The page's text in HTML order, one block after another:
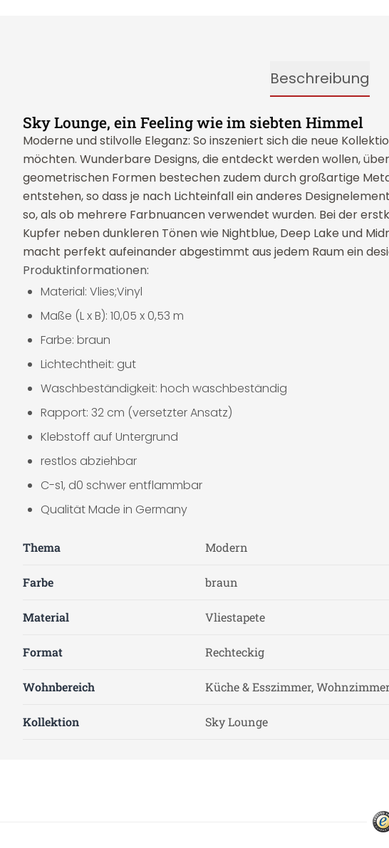
Beschreibung
Sky Lounge, ein Feeling wie im siebten Himmel
Moderne und stilvolle Eleganz: So inszeniert sich die neue
möchten. Wunderbare Designs, die entdeckt werden wollen,
geometrischen Formen bestechen zudem durch großartige
entstehen, so dass je nach Lichteinfall ein anderes
so, als ob mehrere Farbnuancen verwendet wurden. Bei der
Kupfer neben dunkleren Tönen wie Nightblue, Deep Lake und
macht perfekt aufeinander abgestimmt aus jedem Raum ein
Produktinformationen:
Material: Vlies;Vinyl
Maße (L x B): 10,05 x 0,53 m
Farbe: braun
Lichtechtheit: gut
Waschbeständigkeit: hoch waschbeständig
Rapport: 32 cm (versetzter Ansatz)
Klebstoff auf Untergrund
restlos abziehbar
C-s1, d0 schwer entflammbar
Qualität Made in Germany
Thema Modern
Farbe braun
Material Vliestapete
Format Rechteckig
Wohnbereich Küche & Esszimmer,
Kollektion Sky Lounge